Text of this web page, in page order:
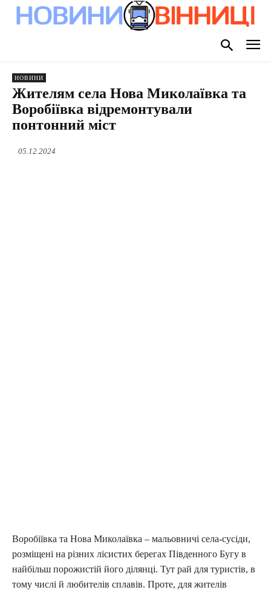
НОВИНИ
Жителям села Нова Миколаївка та
Воробіївка відремонтували
понтонний міст
05.12.2024
Воробіївка та Нова Миколаївка – мальовничі села-сусіди,
розміщені на різних лісистих берегах Південного Бугу в
найбільш порожистій його ділянці. Тут рай для туристів, в
тому числі й любителів сплавів. Проте, для жителів